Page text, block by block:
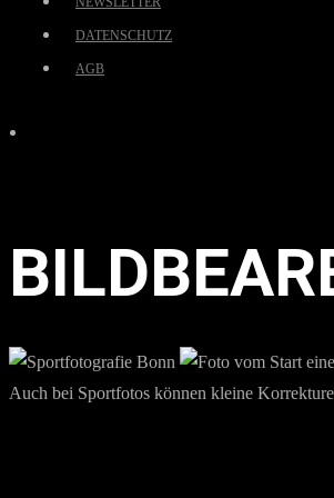
DATENSCHUTZ
AGB
Auch bei Sportfotos können kleine